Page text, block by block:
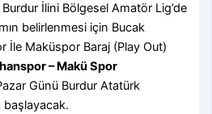
İlini Bölgesel Amatör Lig’de
belirlenmesi için Bucak
İle Maküspor Baraj (Play Out)
– Makü Spor
Günü Burdur Atatürk
başlayacak.